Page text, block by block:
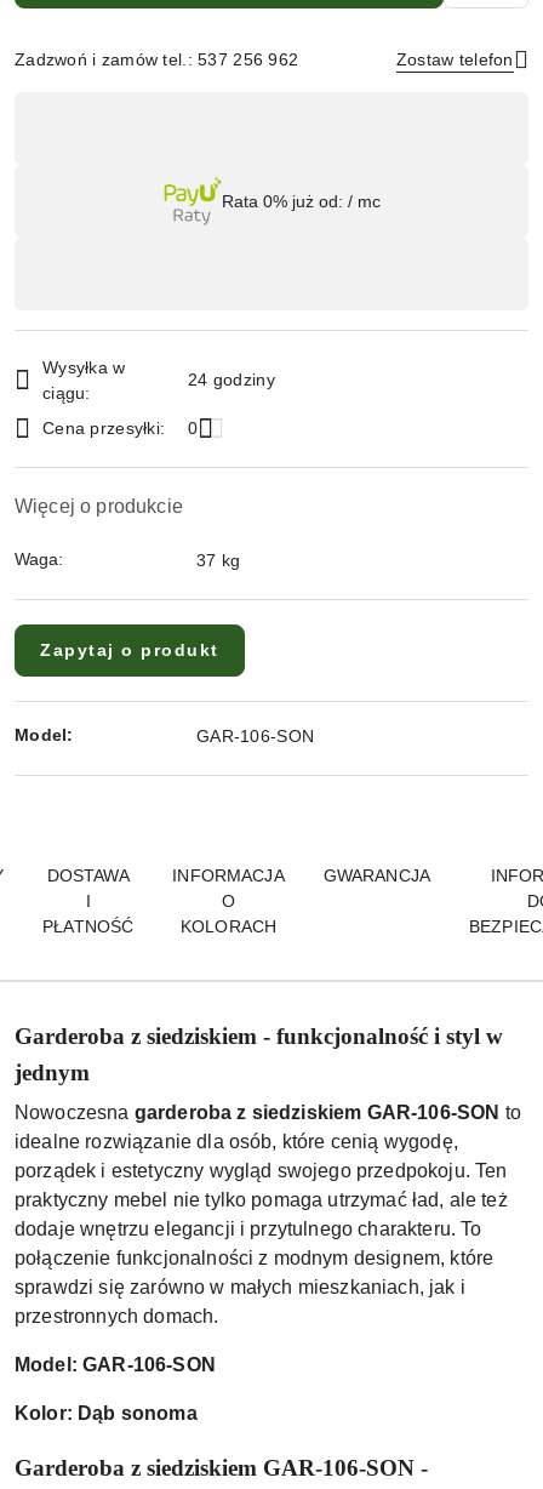
Zadzwoń i zamów tel.: 537 256 962 Zostaw telefon
Rata 0% już od: / mc
Wysyłka w
ciągu:
24 godziny
Cena przesyłki: 0
Więcej o produkcie
Waga: 37 kg
Zapytaj o produkt
Model: GAR-106-SON
DOSTAWA
I
PŁATNOŚĆ
INFORMACJA
O
KOLORACH
GWARANCJA
Garderoba z siedziskiem - funkcjonalność i styl w
jednym
Nowoczesna garderoba z siedziskiem GAR-106-SON to
idealne rozwiązanie dla osób, które cenią wygodę,
porządek i estetyczny wygląd swojego przedpokoju. Ten
praktyczny mebel nie tylko pomaga utrzymać ład, ale też
dodaje wnętrzu elegancji i przytulnego charakteru. To
połączenie funkcjonalności z modnym designem, które
sprawdzi się zarówno w małych mieszkaniach, jak i
przestronnych domach.
Model: GAR-106-SON
Kolor: Dąb sonoma
Garderoba z siedziskiem GAR-106-SON -